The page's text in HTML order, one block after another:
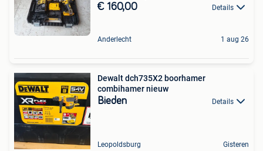
€ 160,00 Details
Anderlecht 1 aug 26
Dewalt dch735X2 boorhamer
combihamer nieuw
Bieden Details
Leopoldsburg Gisteren